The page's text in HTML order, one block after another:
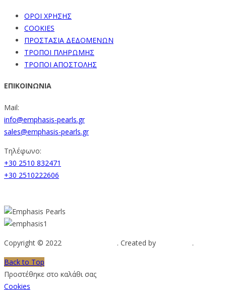
ΟΡΟΙ ΧΡΗΣΗΣ
COOKIES
ΠΡΟΣΤΑΣΙΑ ΔΕΔΟΜΕΝΩΝ
ΤΡΟΠΟΙ ΠΛΗΡΩΜΗΣ
ΤΡΟΠΟΙ ΑΠΟΣΤΟΛΗΣ
ΕΠΙΚΟΙΝΩΝΙΑ
Mail:
info@emphasis-pearls.gr
sales@emphasis-pearls.gr
Τηλέφωνο:
+30 2510 832471
+30 2510222606
Copyright © 2022 . Created by
.
Back to Top
Προστέθηκε στο καλάθι σας
Cookies